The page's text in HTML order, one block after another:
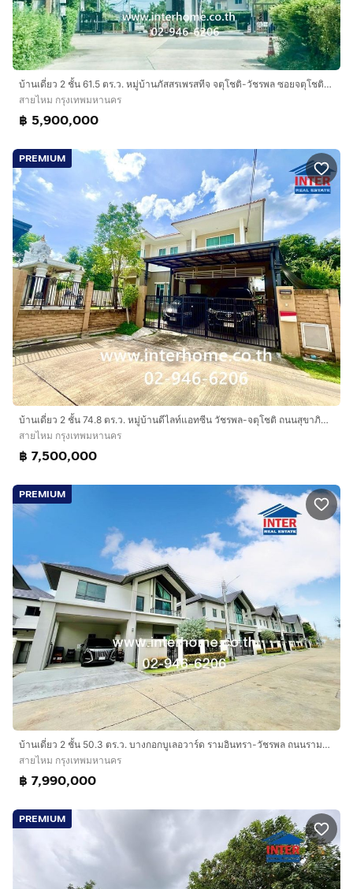
บ้านเดี่ยว 2 ชั้น 61.5 ตร.ว. หมู่บ้านภัสสรเพรสทีจ จตุโชติ-วัชรพล ซอยจตุโชติ6 ถนนจตุโชติ เขตสายไหม กรุงเทพมหานคร
สายไหม กรุงเทพมหานคร
฿ 5,900,000
PREMIUM
บ้านเดี่ยว 2 ชั้น 74.8 ตร.ว. หมู่บ้านดีไลท์แอทซีน วัชรพล-จตุโชติ ถนนสุขาภิบาล5 ถนนวัชรพล เขตสายไหม กรุงเทพมหานคร
สายไหม กรุงเทพมหานคร
฿ 7,500,000
PREMIUM
บ้านเดี่ยว 2 ชั้น 50.3 ตร.ว. บางกอกบูเลอวาร์ด รามอินทรา-วัชรพล ถนนรามอินทรา ถนนจตุโชติ เขตสายไหม กรุงเทพมหานคร
สายไหม กรุงเทพมหานคร
฿ 7,990,000
PREMIUM